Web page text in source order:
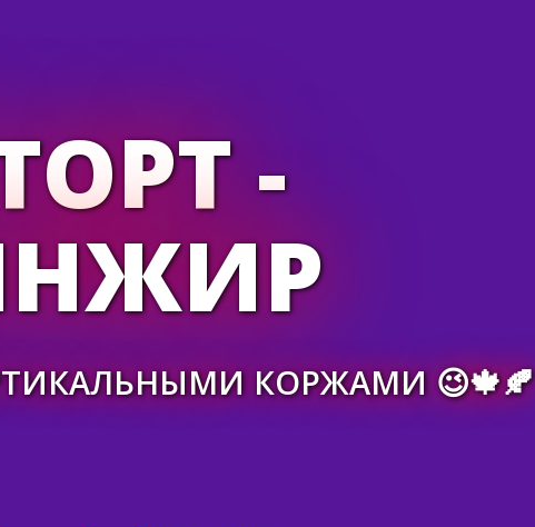
-
КОРЖАМИ 😉🍁🍂